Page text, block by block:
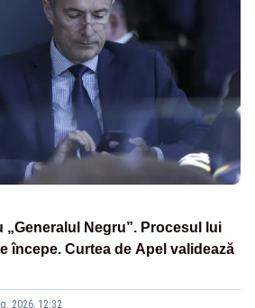
„Generalul Negru”. Procesul lui
începe. Curtea de Apel validează
2026, 12:32